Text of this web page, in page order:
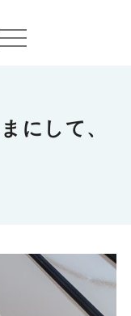
する
にして、